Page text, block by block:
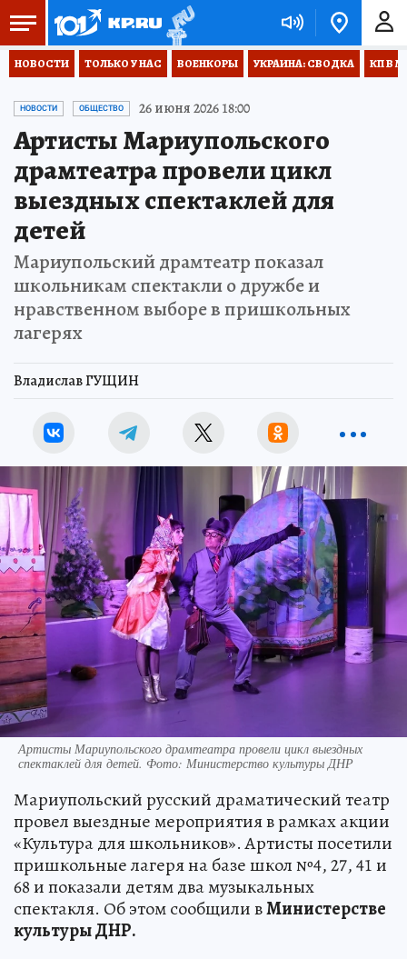
НОВОСТИ ТОЛЬКО У НАС ВОЕНКОРЫ УКРАИНА: СВОДКА КП В
НОВОСТИ ОБЩЕСТВО 26 июня 2026 18:00
Артисты Мариупольского
драмтеатра провели цикл
выездных спектаклей для
детей
Мариупольский драмтеатр показал
школьникам спектакли о дружбе и
нравственном выборе в пришкольных
лагерях
Владислав ГУЩИН
Артисты Мариупольского драмтеатра провели цикл выездных
спектаклей для детей. Фото: Министерство культуры ДНР
Мариупольский русский драматический театр
провел выездные мероприятия в рамках акции
«Культура для школьников». Артисты посетили
пришкольные лагеря на базе школ №4, 27, 41 и
68 и показали детям два музыкальных
спектакля. Об этом сообщили вМинистерстве
культуры ДНР.